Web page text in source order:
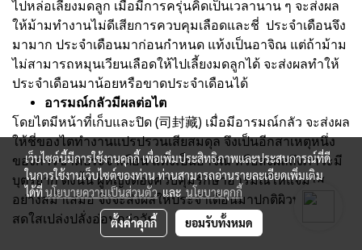
ไปหล่อเลี้ยงมดลูก เมื่อมีการครุ่นคิดเป็นเวลานาน ๆ จะส่งผล
ให้ม้ามทำงานไม่ดีเสียการควบคุมเลือดและชี่ ประจำเดือนจึง
มามาก ประจำเดือนมาก่อนกำหนด แท้งเป็นอาจิณ แต่ถ้าม้าม
ไม่สามารถหมุนเวียนเลือดให้ไปเลี้ยงมดลูกได้ จะส่งผลทำให้
ประจำเดือนมาน้อยหรือขาดประจำเดือนได้
อารมณ์กลัวมีผลต่อไต
โดยไตมีหน้าที่เก็บและปิด (司封藏) เมื่อมีอารมณ์กลัว จะส่งผล
ให้ชี่ของไตทำงานแปรปรวนเสียสมดุล จึงเป็นอีกสาเหตุหนึ่ง
ของการขาดประจำเดือน แท้งเป็นอาจิณ หรือส่งผลถึงภาวะมี
บุตรยาก ดังนั้น ผู้หญิงต้องควบคุมรักษาอารมณ์ให้แจ่มใส
อย่างสม่ำเสมอ จึงจะส่งผลให้ประจำเดือนมาปกติผิวพรรณจึง
สดใสเปล่งปลั่งอ่อนกว่าวัย
เว็บไซต์นี้มีการใช้งานคุกกี้ เพื่อเพิ่มประสิทธิภาพและประสบการณ์ที่ดี
ในการใช้งานเว็บไซต์ของท่าน ท่านสามารถอ่านรายละเอียดเพิ่มเติม
ได้ที่นโยบายความเป็นส่วนตัวและนโยบายคุกกี้
ตั้งค่าคุกกี้ ยอมรับทั้งหมด